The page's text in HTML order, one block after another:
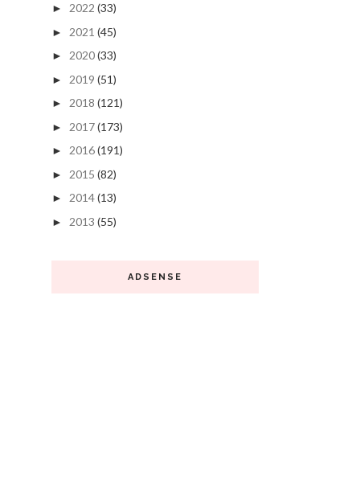
► 2022 (33)
► 2021 (45)
► 2020(33)
► 2019 (51)
► 2018 (121)
► 2017(173)
► 2016(191)
► 2015 (82)
► 2014(13)
► 2013 (55)
ADSENSE